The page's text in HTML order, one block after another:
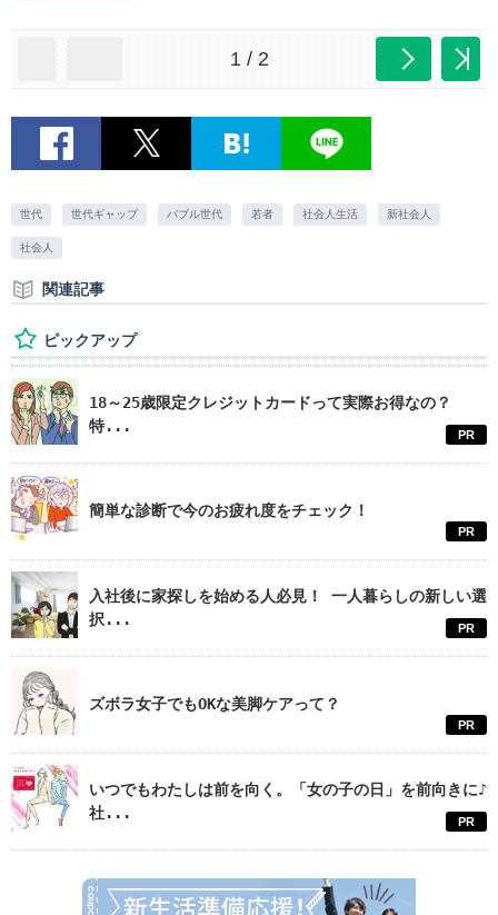
1 / 2
世代 世代ギャップ バブル世代 若者 社会人生活 新社会人
社会人
関連記事
ピックアップ
18～25歳限定クレジットカードって実際お得なの？
特...
PR
簡単な診断で今のお疲れ度をチェック！
PR
入社後に家探しを始める人必見！ 一人暮らしの新しい選
択...
PR
ズボラ女子でもOKな美脚ケアって？
PR
いつでもわたしは前を向く。「女の子の日」を前向きに♪
社...
PR